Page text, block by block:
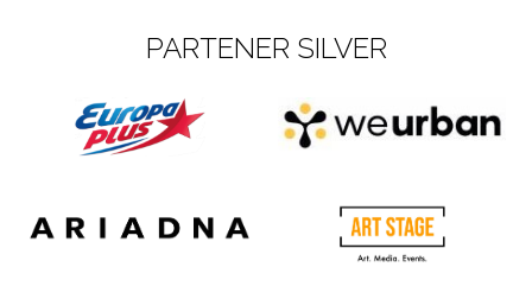
PARTENER SILVER